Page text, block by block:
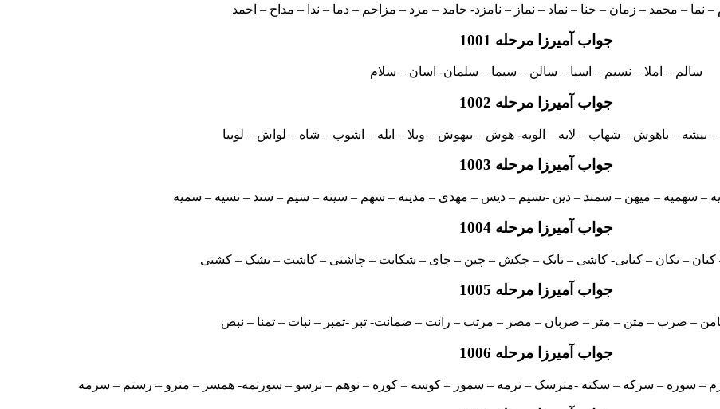
نما – محمد – زمان – حنا – نماد – نماز – نامزد- حامد – مزد – مزاحم – دما – ندا – مداح – احمد
جواب آمیرزا مرحله 1001
سالم – املا – نسیم – اسیا – سالن – سیما – سلمان- اسان – سلام
جواب آمیرزا مرحله 1002
بیشه – باهوش – شهاب – لایه – الویه- هوش – بیهوش – ویلا – ابله – اشوب – شاه – لواش – لوبیا
جواب آمیرزا مرحله 1003
– سهمیه – میهن – سمند – دین -نسیم – دیس – مهدی – مدینه – سهم – سینه – سیم – سند – نسیه – سمیه
جواب آمیرزا مرحله 1004
– تکان – کتانی- کاشی – تانک – چکش – چین – چای – شکایت – چاشنی – کاشت – تشک – کشتی
جواب آمیرزا مرحله 1005
– ضرب – متن – متر – ضربان – مضر – مرتب – رانت – ضمانت- تبر -تمبر – نبات – تمنا – نبض
جواب آمیرزا مرحله 1006
سوره – سرکه – سکته -مترسک – ترمه – سمور – کوسه – کوره – توهم – ترسو – سورتمه- همسر – مترو – رستم – سرمه